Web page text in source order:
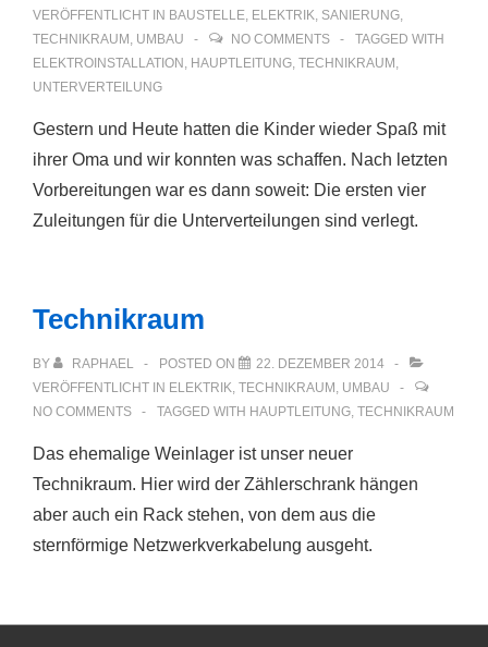
VERÖFFENTLICHT IN BAUSTELLE, ELEKTRIK, SANIERUNG,
TECHNIKRAUM , UMBAU NO COMMENTS
TAGGED WITH
ELEKTROINSTALLATION , HAUPTLEITUNG, TECHNIKRAUM ,
UNTERVERTEILUNG
Gestern und Heute hatten die Kinder wieder Spaß mit
ihrer Oma und wir konnten was schaffen. Nach letzten
Vorbereitungen war es dann soweit: Die ersten vier
Zuleitungen für die Unterverteilungen sind verlegt.
Technikraum
BY RAPHAEL POSTED ON
22. DEZEMBER 2014
VERÖFFENTLICHT IN ELEKTRIK, TECHNIKRAUM , UMBAU
NO COMMENTS
TAGGED WITH HAUPTLEITUNG, TECHNIKRAUM
Das ehemalige Weinlager ist unser neuer
Technikraum. Hier wird der Zählerschrank hängen
aber auch ein Rack stehen, von dem aus die
sternförmige Netzwerkverkabelung ausgeht.